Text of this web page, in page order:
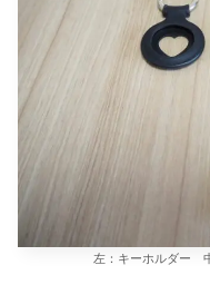
左：キーホルダー